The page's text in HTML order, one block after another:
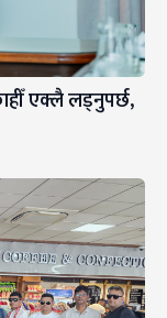
एक्लै लड्नुपर्छ,